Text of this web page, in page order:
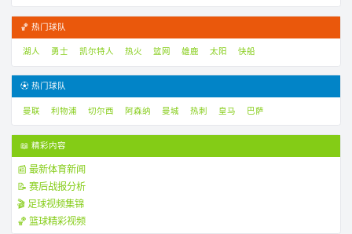
🏀 热门球队
湖人 勇士 凯尔特人 热火 篮网 雄鹿 太阳 快船
⚽ 热门球队
曼联 利物浦 切尔西 阿森纳 曼城 热刺 皇马 巴萨
📖 精彩内容
📰 最新体育新闻
📝 赛后战报分析
🎬 足球视频集锦
🏀 篮球精彩视频